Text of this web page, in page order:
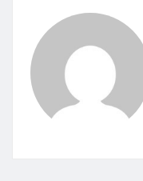
b
o
k
o